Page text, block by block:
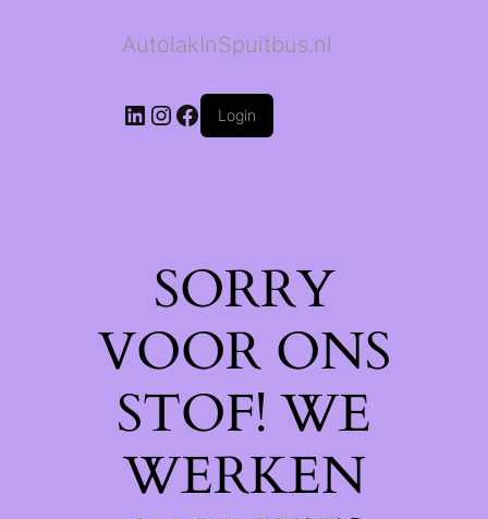
AutolakInSpuitbus.nl
LinkedIn
Instagram
Facebook
Login
SORRY
VOOR ONS
STOF! WE
WERKEN